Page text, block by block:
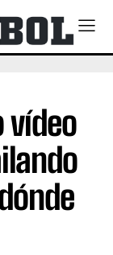
vídeo